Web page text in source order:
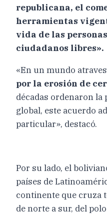
republicana, el
herramientas
vida de las
ciudadanos libres».
«En un mundo
por la erosión de
décadas ordenaron
global, este acuerdo
particular», destacó.
Por su lado, el
países de
continente que cruza
de norte a sur, del